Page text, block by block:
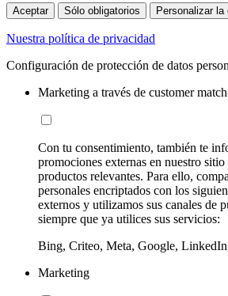
Aceptar Sólo obligatorios Personalizar la
Nuestra política de privacidad
Configuración de protección de datos
Marketing a través de customer match
Con tu consentimiento, también te
promociones externas en nuestro
productos relevantes. Para ello,
personales encriptados con los
externos y utilizamos sus canales de
siempre que ya utilices sus servicios:
Bing, Criteo, Meta, Google,
Marketing